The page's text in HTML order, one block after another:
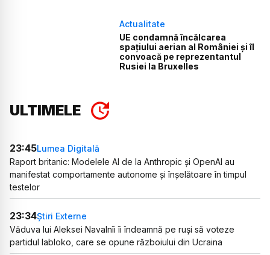
Actualitate
UE condamnă încălcarea
spațiului aerian al României și îl
convoacă pe reprezentantul
Rusiei la Bruxelles
ULTIMELE
23:45Lumea Digitală
Raport britanic: Modelele AI de la Anthropic și OpenAI au
manifestat comportamente autonome și înșelătoare în timpul
testelor
23:34Știri Externe
Văduva lui Aleksei Navalnîi îi îndeamnă pe ruși să voteze
partidul Iabloko, care se opune războiului din Ucraina